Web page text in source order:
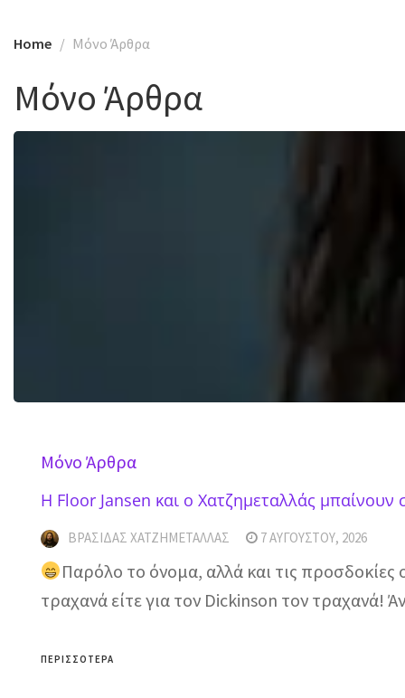
Home Mόνο Άρθρα
Mόνο Άρθρα
Mόνο Άρθρα
H Floor Jansen και ο Χατζημεταλλάς μπαίνουν
ΒΡΑΣΊΔΑΣ ΧΑΤΖΗΜΕΤΑΛΛΆΣ 7 ΑΥΓΟΎΣΤΟΥ, 2026
Παρόλο το όνομα, αλλά και τις προσδοκίες
τραχανά είτε για τον Dickinson τον τραχανά!
ΠΕΡΙΣΣΌΤΕΡΑ